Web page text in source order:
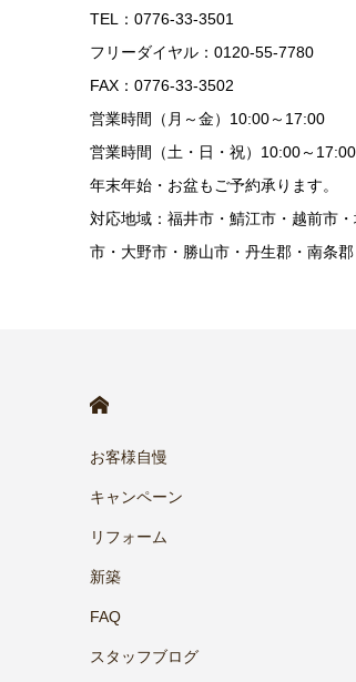
TEL：0776-33-3501
フリーダイヤル：0120-55-7780
FAX：0776-33-3502
営業時間（月～金）10:00～17:00
営業時間（土・日・祝）10:00～
年末年始・お盆もご予約承ります。
対応地域：福井市・鯖江市・越前市
市・大野市・勝山市・丹生郡・南条郡
お客様自慢
キャンペーン
リフォーム
新築
FAQ
スタッフブログ